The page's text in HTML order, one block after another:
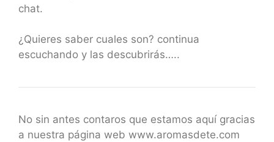
chat.
¿Quieres saber cuales son? continua
escuchando y las descubrirás…..
No sin antes contaros que estamos aquí gracias
a nuestra página web www.aromasdete.com